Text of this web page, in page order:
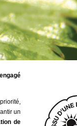
un
de